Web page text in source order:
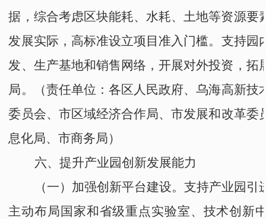
据，综合考虑区块能耗、水耗、土地等资源要
发展实际，高标准设立项目准入门槛。 支持园
发、生产基地和销售网络，开展对外投资，拓
局。
（责任单位： 各区人民政府、乌海高新技
委员会、市区域经济合作局、市发展和改革委
息化局、市商务局）
六、提升产业园创新发展能力
（一）加强创新平台建设。支持产业园引
主动布局国家和省级重点实验室、技术创新